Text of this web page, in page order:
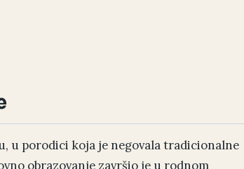
u porodici koja je negovala tradicionalne
obrazovanje završio je u rodnom